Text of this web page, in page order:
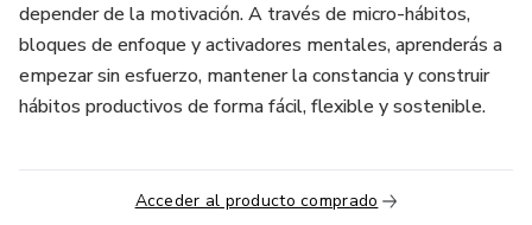
depender de la motivación. A través de micro-hábitos,
bloques de enfoque y activadores mentales, aprenderás a
empezar sin esfuerzo, mantener la constancia y construir
hábitos productivos de forma fácil, flexible y sostenible.
Acceder al producto comprado